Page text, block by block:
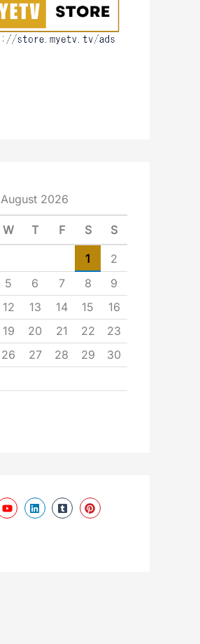
August 2026
W T F S S
1
2
5 6 7 8
9
12 13 14 15
16
19 20 21 22
23
26 27 28 29
30